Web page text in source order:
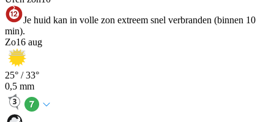
Je huid kan in volle zon extreem snel verbranden (binnen 10
min).
Zo16 aug
25° /33°
0,5 mm